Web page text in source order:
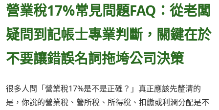
營業稅17%常見問題FAQ：從老闆
疑問到記帳士專業判斷，關鍵在於
不要讓錯誤名詞拖垮公司決策
很多人問「營業稅17%是不是正確？」真正應該先釐清的
是，你說的營業稅、營所稅、所得稅、扣繳或利潤分配是不